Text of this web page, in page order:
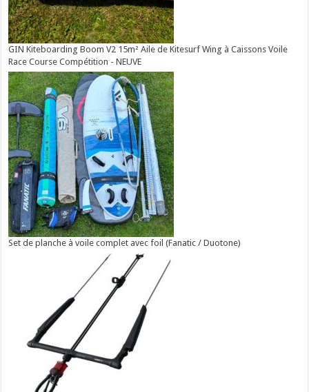
GIN Kiteboarding Boom V2 15m² Aile de Kitesurf Wing à Caissons Voile
Race Course Compétition - NEUVE
Set de planche à voile complet avec foil (Fanatic / Duotone)